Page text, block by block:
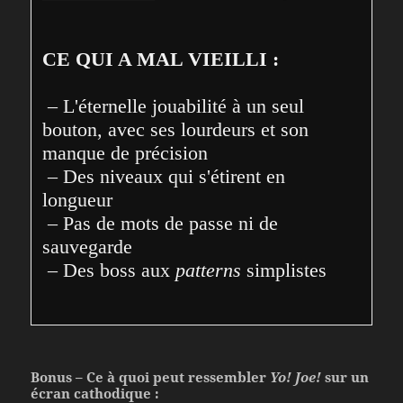
CE QUI A MAL VIEILLI :
– L'éternelle jouabilité à un seul
bouton, avec ses lourdeurs et son
manque de précision
– Des niveaux qui s'étirent en
longueur
– Pas de mots de passe ni de
sauvegarde
– Des boss aux patterns simplistes
Bonus – Ce à quoi peut ressembler Yo! Joe! sur un
écran cathodique :